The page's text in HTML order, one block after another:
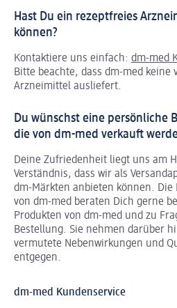
Hast Du ein rezeptfreies
können?
Kontaktiere uns einfach: dm-med
Bitte beachte, dass dm-med
Arzneimittel ausliefert.
Du wünschst eine persönliche
die von dm-med verkauft
Deine Zufriedenheit liegt uns am
Verständnis, dass wir als
dm-Märkten anbieten können. Die
von dm-med beraten Dich gerne
Produkten von dm-med und zu
Bestellung. Sie nehmen darüber
vermutete Nebenwirkungen und
entgegen.
dm-med Kundenservice